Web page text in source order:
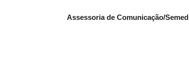
Assessoria de Comunicação/Semed